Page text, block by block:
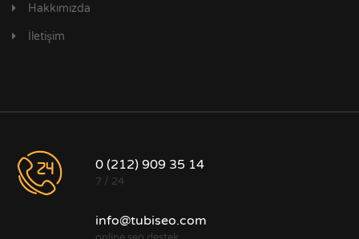
Hakkımızda
İletişim
0 (212) 909 35 14
7 / 24
info@tubiseo.com